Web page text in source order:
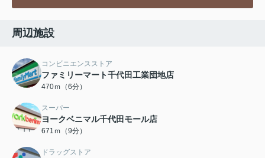
周辺施設
コンビニエンスストア
ファミリーマート千代田工業団地店
470ｍ（6分）
スーパー
ヨークベニマル千代田モール店
671ｍ（9分）
ドラッグストア